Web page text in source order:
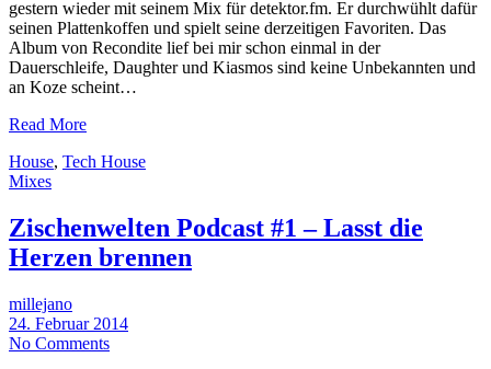
gestern wieder mit seinem Mix für detektor.fm. Er durchwühlt dafür
seinen Plattenkoffen und spielt seine derzeitigen Favoriten. Das
Album von Recondite lief bei mir schon einmal in der
Dauerschleife, Daughter und Kiasmos sind keine Unbekannten und
an Koze scheint…
Read More
House, Tech House
Mixes
Zischenwelten Podcast #1 – Lasst die
Herzen brennen
millejano
24. Februar 2014
No Comments